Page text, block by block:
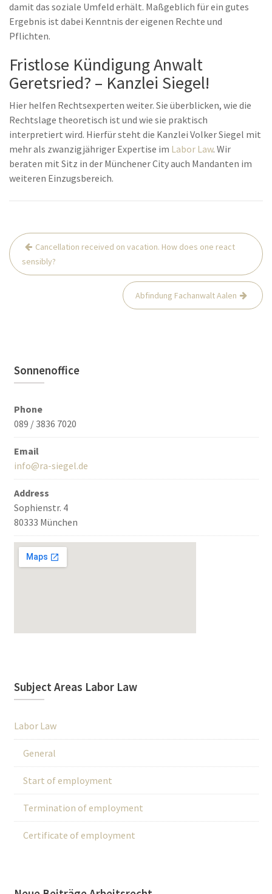
damit das soziale Umfeld erhält. Maßgeblich für ein gutes
Ergebnis ist dabei Kenntnis der eigenen Rechte und
Pflichten.
Fristlose Kündigung Anwalt
Geretsried? – Kanzlei Siegel!
Hier helfen Rechtsexperten weiter. Sie überblicken, wie die
Rechtslage theoretisch ist und wie sie praktisch
interpretiert wird. Hierfür steht die Kanzlei Volker Siegel mit
mehr als zwanzigjähriger Expertise im Labor Law. Wir
beraten mit Sitz in der Münchener City auch Mandanten im
weiteren Einzugsbereich.
Post
navigation
Cancellation received on vacation. How does one react
sensibly?
Abfindung Fachanwalt Aalen
Sonnenoffice
Phone
089 / 3836 7020
Email
info@ra-siegel.de
Address
Sophienstr. 4
80333 München
Subject Areas Labor Law
Labor Law
General
Start of employment
Termination of employment
Certificate of employment